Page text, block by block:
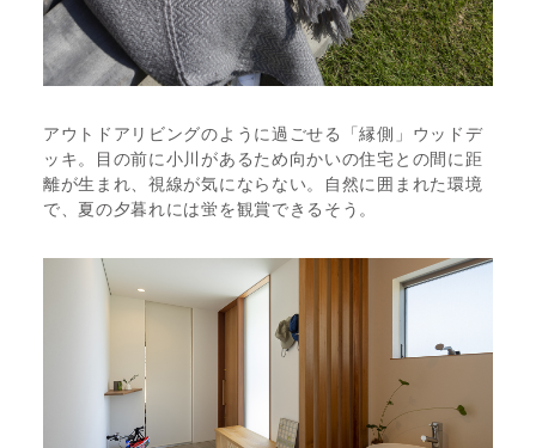
アウトドアリビングのように過ごせる「縁側」ウッドデ
ッキ。目の前に小川があるため向かいの住宅との間に距
離が生まれ、視線が気にならない。自然に囲まれた環境
で、夏の夕暮れには蛍を観賞できるそう。